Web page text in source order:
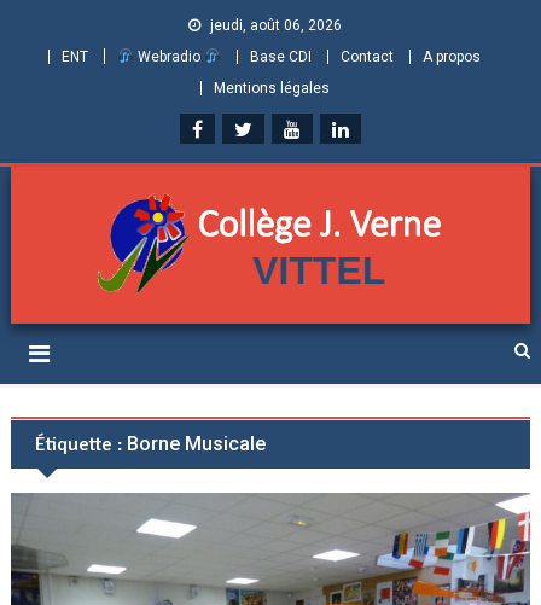
jeudi, août 06, 2026
ENT
Webradio Base CDI Contact
A propos
Mentions légales
Collège Jules Verne de
Vittel (Vosges)
Étiquette : Borne Musicale